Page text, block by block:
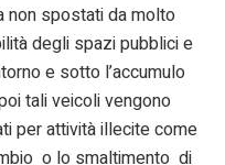
non spostati da molto
degli spazi pubblici e
e sotto l’accumulo
tali veicoli vengono
per attività illecite come
o lo smaltimento di